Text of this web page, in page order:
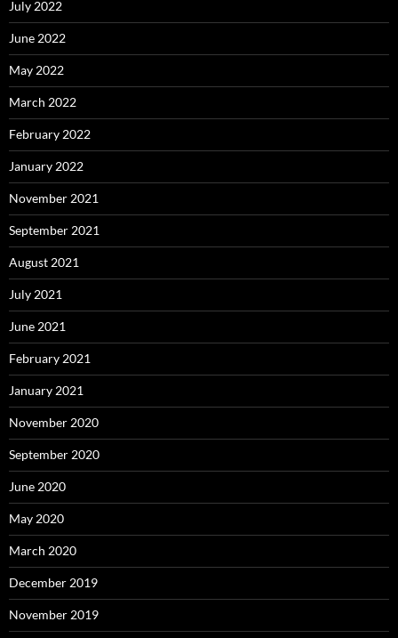
July 2022
June 2022
May 2022
March 2022
February 2022
January 2022
November 2021
September 2021
August 2021
July 2021
June 2021
February 2021
January 2021
November 2020
September 2020
June 2020
May 2020
March 2020
December 2019
November 2019